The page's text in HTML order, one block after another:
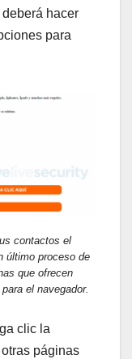
hacer
para
contactos el
último proceso de
que ofrecen
el navegador.
clic la
páginas